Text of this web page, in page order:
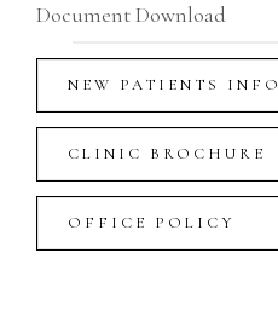
Document Download
NEW PATIENTS INFO
CLINIC BROCHURE
OFFICE POLICY